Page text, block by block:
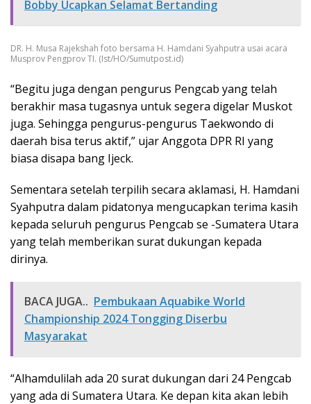
Bobby Ucapkan Selamat Bertanding
DR. H. Musa Rajekshah foto bersama H. Hamdani Syahputra usai acara
Musprov Pengprov TI. (Ist/HO/Sumutpost.id)
“Begitu juga dengan pengurus Pengcab yang telah
berakhir masa tugasnya untuk segera digelar Muskot
juga. Sehingga pengurus-pengurus Taekwondo di
daerah bisa terus aktif,” ujar Anggota DPR RI yang
biasa disapa bang Ijeck.
Sementara setelah terpilih secara aklamasi, H. Hamdani
Syahputra dalam pidatonya mengucapkan terima kasih
kepada seluruh pengurus Pengcab se -Sumatera Utara
yang telah memberikan surat dukungan kepada
dirinya.
BACA JUGA.. Pembukaan Aquabike World
Championship 2024 Tongging Diserbu
Masyarakat
“Alhamdulilah ada 20 surat dukungan dari 24 Pengcab
yang ada di Sumatera Utara. Ke depan kita akan lebih